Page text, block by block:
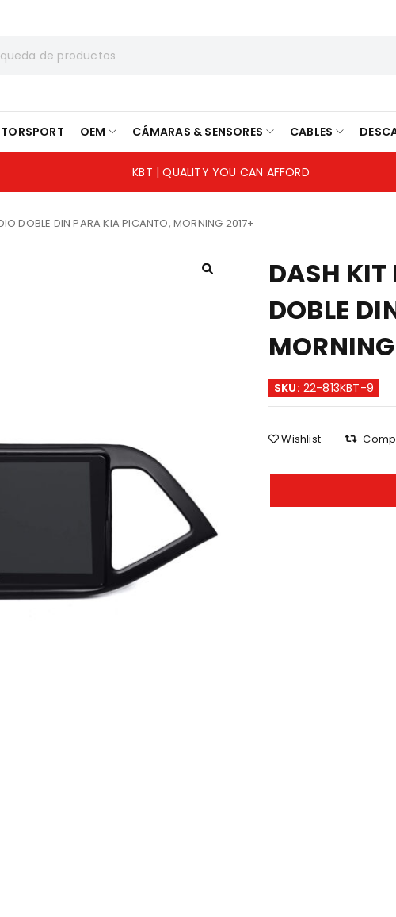
OEM CÁMARAS & SENSORES CABLES
KBT | QUALITY YOU CAN AFFORD
DOBLE DIN PARA KIA PICANTO, MORNING 2017+
DASH
DOBLE
SKU: 22-813KBT-9
Wishlist